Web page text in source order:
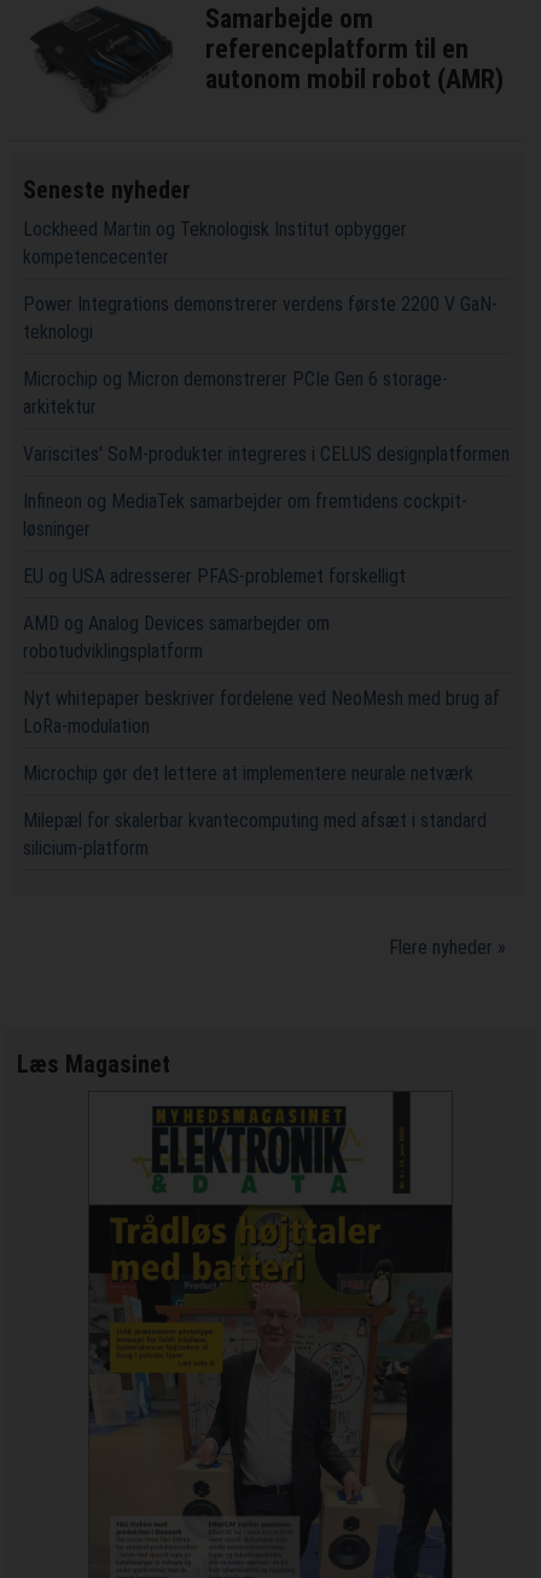
Samarbejde om
referenceplatform til en
autonom mobil robot (AMR)
Seneste nyheder
Lockheed Martin og Teknologisk Institut opbygger
kompetencecenter
Power Integrations demonstrerer verdens første 2200 V GaN-
teknologi
Microchip og Micron demonstrerer PCIe Gen 6 storage-
arkitektur
Variscites' SoM-produkter integreres i CELUS designplatformen
Infineon og MediaTek samarbejder om fremtidens cockpit-
løsninger
EU og USA adresserer PFAS-problemet forskelligt
AMD og Analog Devices samarbejder om
robotudviklingsplatform
Nyt whitepaper beskriver fordelene ved NeoMesh med brug af
LoRa-modulation
Microchip gør det lettere at implementere neurale netværk
Milepæl for skalerbar kvantecomputing med afsæt i standard
silicium-platform
Flere nyheder »
Læs Magasinet